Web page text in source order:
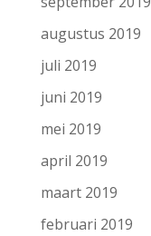
augustus 2019
juli 2019
juni 2019
mei 2019
april 2019
maart 2019
februari 2019